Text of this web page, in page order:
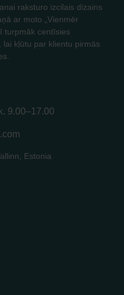
raksturo izcilais dizains
ar moto „Vienmēr
turpmāk centīsies
kļūtu par klientu pirmās
9.00–17.00
Estonia